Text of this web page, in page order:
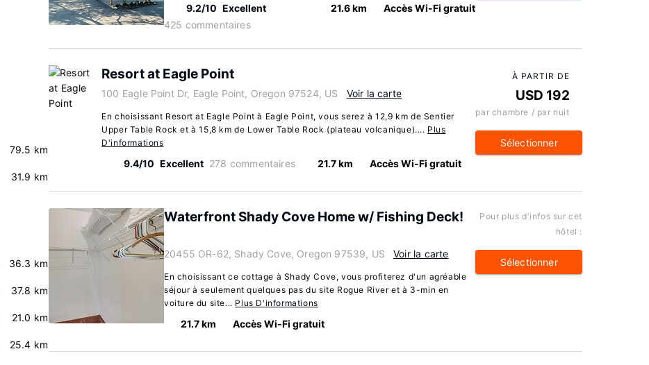
79.5 km
31.9 km
36.3 km
37.8 km
21.0 km
25.4 km
9.2/10 Excellent
425 commentaires
21.6 km Accès Wi-Fi gratuit
Resort at Eagle Point
100 Eagle Point Dr, Eagle Point, Oregon 97524, US Voir la carte
En choisissant Resort at Eagle Point à Eagle Point, vous serez à 12,9 km de Sentier
Upper Table Rock et à 15,8 km de Lower Table Rock (plateau volcanique).... Plus
D'informations
9.4/10 Excellent 278 commentaires 21.7 km Accès Wi-Fi gratuit
À PARTIR DE
USD 192
par chambre / par nuit
Sélectionner
Waterfront Shady Cove Home w/ Fishing Deck!
20455 OR-62, Shady Cove, Oregon 97539, US Voir la carte
En choisissant ce cottage à Shady Cove, vous profiterez d'un agréable
séjour à seulement quelques pas du site Rogue River et à 3-min en
voiture du site... Plus D'informations
21.7 km Accès Wi-Fi gratuit
Pour plus d'infos sur cet
hôtel :
Sélectionner